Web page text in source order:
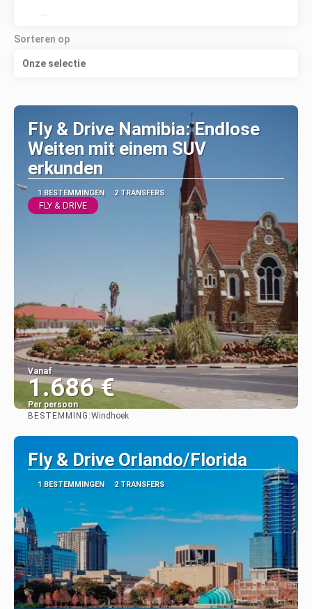
Sorteren op
Onze selectie
Fly & Drive Namibia: Endlose
Weiten mit einem SUV
erkunden
1 BESTEMMINGEN 2 TRANSFERS
FLY & DRIVE
Vanaf
1.686 €
Per persoon
BESTEMMING:Windhoek
Fly & Drive Orlando/Florida
1 BESTEMMINGEN 2 TRANSFERS